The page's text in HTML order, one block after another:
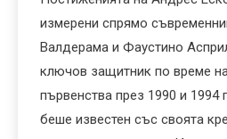
измерени спрямо
Валдерама и Фаустино
ключов защитник по време
първенства през 1990 и 1994
беше известен със своята